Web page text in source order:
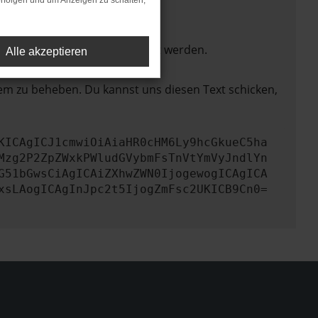
nicht mehr unterstützt werden.
zu beheben. Du kannst uns diesen Text schicken,
Alle akzeptieren